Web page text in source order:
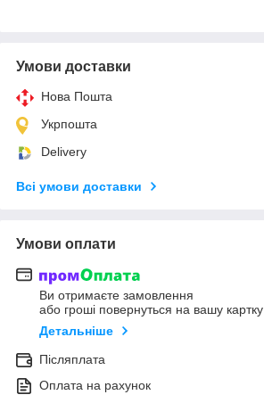
Умови доставки
Нова Пошта
Укрпошта
Delivery
Всі умови доставки
Умови оплати
Ви отримаєте замовлення
або гроші повернуться на вашу картку
Детальніше
Післяплата
Оплата на рахунок